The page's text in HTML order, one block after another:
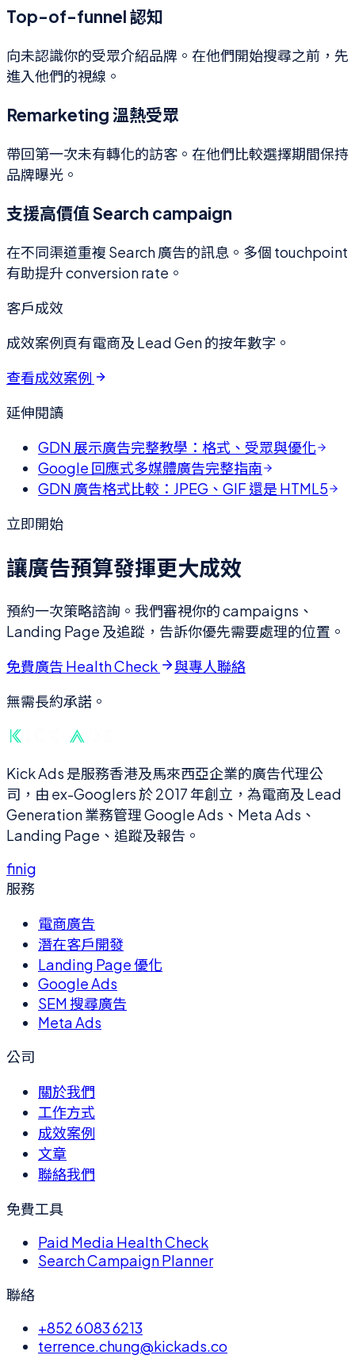
Top-of-funnel 認知
向未認識你的受眾介紹品牌。在他們開始搜尋之前，先
進入他們的視線。
Remarketing 溫熱受眾
帶回第一次未有轉化的訪客。在他們比較選擇期間保持
品牌曝光。
支援高價值 Search campaign
在不同渠道重複 Search 廣告的訊息。多個 touchpoint
有助提升 conversion rate。
客戶成效
成效案例頁有電商及 Lead Gen 的按年數字。
查看成效案例
延伸閱讀
GDN 展示廣告完整教學：格式、受眾與優化
Google 回應式多媒體廣告完整指南
GDN 廣告格式比較：JPEG、GIF 還是 HTML5
立即開始
讓廣告預算發揮更大成效
預約一次策略諮詢。我們審視你的 campaigns、
Landing Page 及追蹤，告訴你優先需要處理的位置。
免費廣告 Health Check
與專人聯絡
無需長約承諾。
Kick Ads 是服務香港及馬來西亞企業的廣告代理公
司，由 ex-Googlers 於 2017 年創立，為電商及 Lead
Generation 業務管理 Google Ads、Meta Ads、
Landing Page、追蹤及報告。
finig
服務
電商廣告
潛在客戶開發
Landing Page 優化
Google Ads
SEM 搜尋廣告
Meta Ads
公司
關於我們
工作方式
成效案例
文章
聯絡我們
免費工具
Paid Media Health Check
Search Campaign Planner
聯絡
+852 6083 6213
terrence.chung@kickads.co